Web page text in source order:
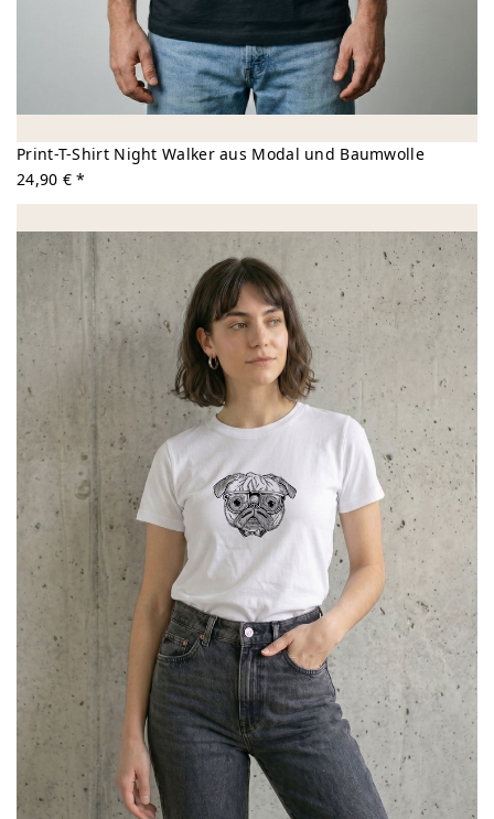
Print-T-Shirt Night Walker aus Modal und Baumwolle
24,90 € *